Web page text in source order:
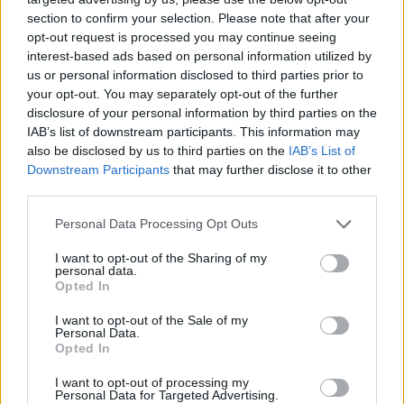
section to confirm your selection. Please note that after your
opt-out request is processed you may continue seeing
interest-based ads based on personal information utilized by
us or personal information disclosed to third parties prior to
your opt-out. You may separately opt-out of the further
disclosure of your personal information by third parties on the
IAB’s list of downstream participants. This information may
also be disclosed by us to third parties on the IAB’s List of
Downstream Participants that may further disclose it to other
Personal Data Processing Opt Outs
I want to opt-out of the Sharing of my
personal data.
Opted In
I want to opt-out of the Sale of my
Personal Data.
Opted In
I want to opt-out of processing my
Personal Data for Targeted Advertising.
maalaisympäristössä.
Ravintoloiden hintataso on sunnilleen sama kuin
Suomessa, joskus kalliimpi, mutta kaupungista löytyy toki
myös edullisempia pizzerioita ja take-away ruokaa.
Herkuttelijoille tanskalasia suklaasuukkoja flødebolle:ja
myyvä
Frellsen ja Angelina’s kahvila, jossa voi luoda oman
unelmien frozen yougurth- jäätelöannoksensa, ovat
Kaikki baarit ja pubit sijaitsevat lähekkäin kävelykaduilla ja
lämpiminä vuodenaikoina.
Ostokset
Herningistä löytyy niin ketjuliikkeitä kuin erikoisliikkeitä.
Tanskalaista designia voi shoppailla niin vaatekaupoista
paikallista keramiikkaa, tanskalaisittain minimalistisia